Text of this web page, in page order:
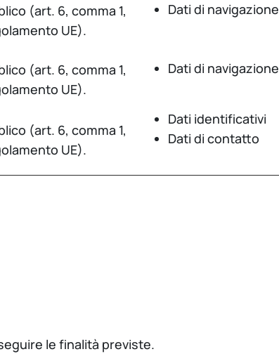
(art. 6, comma 1,
UE).
Dati di navigazione
(art. 6, comma 1,
UE).
Dati di navigazione
(art. 6, comma 1,
UE).
Dati identificativi
Dati di contatto
le finalità previste.